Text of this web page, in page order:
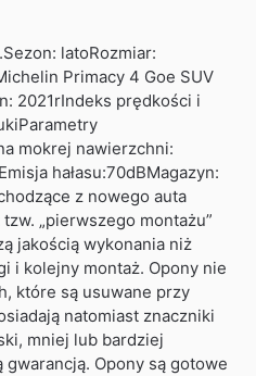
latoRozmiar:
Primacy 4 Goe SUV
2021rIndeks prędkości i
mokrej nawierzchni:
hałasu:70dBMagazyn:
z nowego auta
„pierwszego montażu”
jakością wykonania niż
i kolejny montaż. Opony nie
które są usuwane przy
natomiast znaczniki
mniej lub bardziej
gwarancją. Opony są gotowe